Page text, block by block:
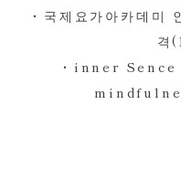
・국제요가아카데미
격
・inner